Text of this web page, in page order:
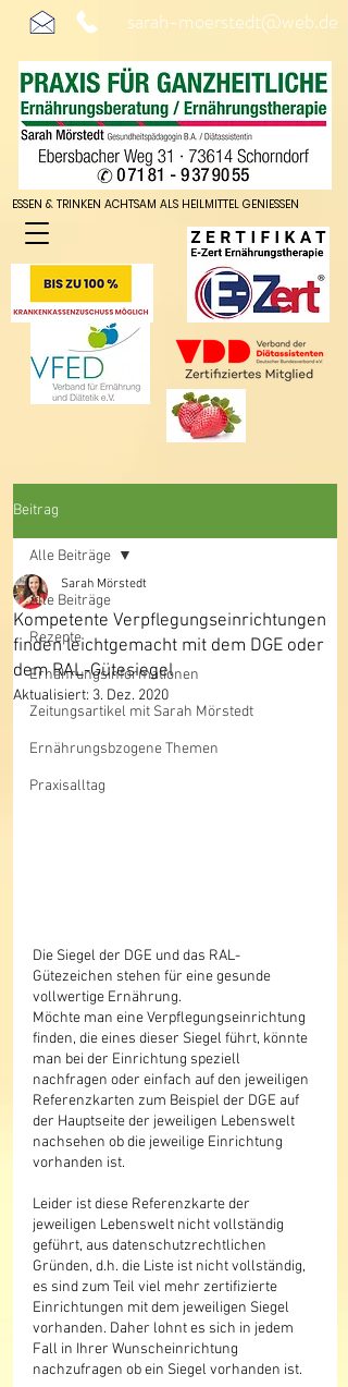
sarah-moerstedt@web.de
ESSEN & TRINKEN ACHTSAM ALS HEILMITTEL GENIESSEN
ESSEN & TRINKEN ACHTSAM ALS HEILMITTEL GENIESSEN
Beratung deutschlandweit möglich
Beitrag
Alle Beiträge
Rezepte
Ernährungsinformationen
Zeitungsartikel mit Sarah Mörstedt
Ernährungsbzogene Themen
Praxisalltag
Alle Beiträge
Kompetente Verpflegungseinrichtungen
finden leichtgemacht mit dem DGE oder
dem RAL-Gütesiegel
Sarah Mörstedt
Aktualisiert: 3. Dez. 2020
Die Siegel der DGE und das RAL-
Gütezeichen stehen für eine gesunde
vollwertige Ernährung.
Möchte man eine Verpflegungseinrichtung
finden, die eines dieser Siegel führt, könnte
man bei der Einrichtung speziell
nachfragen oder einfach auf den jeweiligen
Referenzkarten zum Beispiel der DGE auf
der Hauptseite der jeweiligen Lebenswelt
nachsehen ob die jeweilige Einrichtung
vorhanden ist.
Leider ist diese Referenzkarte der
jeweiligen Lebenswelt nicht vollständig
geführt, aus datenschutzrechtlichen
Gründen, d.h. die Liste ist nicht vollständig,
es sind zum Teil viel mehr zertifizierte
Einrichtungen mit dem jeweiligen Siegel
vorhanden. Daher lohnt es sich in jedem
Fall in Ihrer Wunscheinrichtung
nachzufragen ob ein Siegel vorhanden ist.